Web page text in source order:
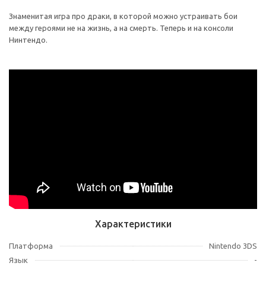
Знаменитая игра про драки, в которой можно устраивать бои
между героями не на жизнь, а на смерть. Теперь и на консоли
Нинтендо.
Характеристики
Платформа
Nintendo 3DS
Язык
-